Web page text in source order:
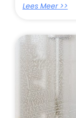
Lees Meer >>